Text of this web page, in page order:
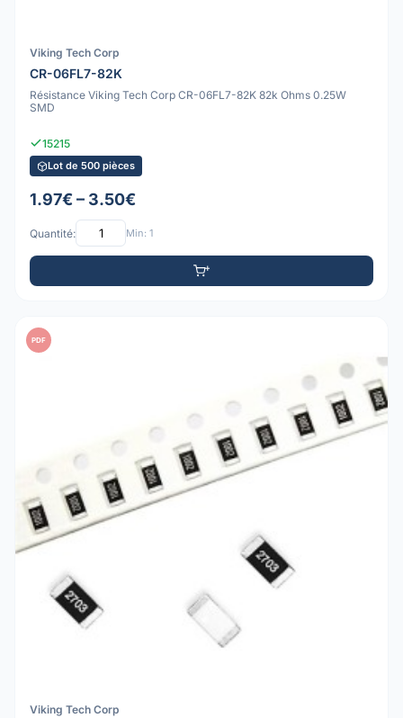
Viking Tech Corp
CR-06FL7-82K
Résistance Viking Tech Corp CR-06FL7-82K 82k Ohms 0.25W
SMD
15215
Lot de 500 pièces
1.97€ – 3.50€
Quantité: Min: 1
PDF
Viking Tech Corp